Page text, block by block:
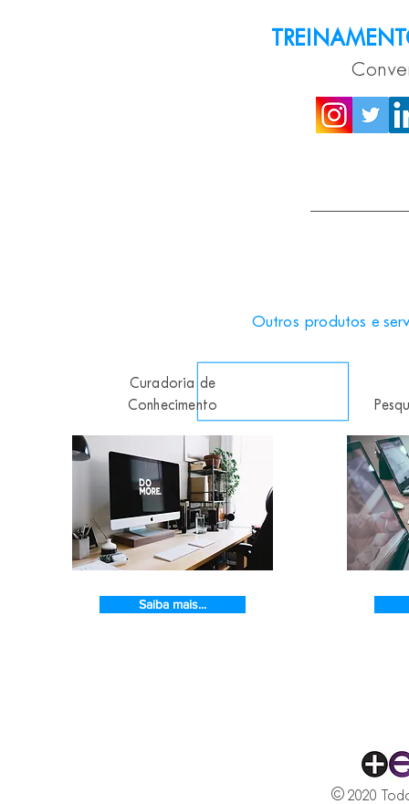
Outros produtos e
Curadoria de
Conhecimento
Saiba mais...
© 2020